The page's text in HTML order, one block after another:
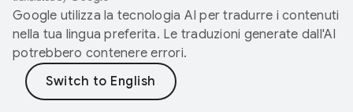
Google utilizza la tecnologia AI per tradurre i contenuti
nella tua lingua preferita. Le traduzioni generate dall'AI
potrebbero contenere errori.